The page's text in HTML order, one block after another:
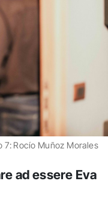
7: Rocío Muñoz Morales
ad essere Eva